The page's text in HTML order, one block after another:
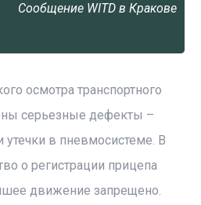
Сообщение WITD в Кракове
осмотра транспортного
серьезные дефекты –
в пневмосистеме. В
о регистрации прицепа
движение запрещено.